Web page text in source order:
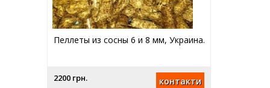
Пеллеты из сосны 6 и 8 мм, Украина.
2200 грн. контакти